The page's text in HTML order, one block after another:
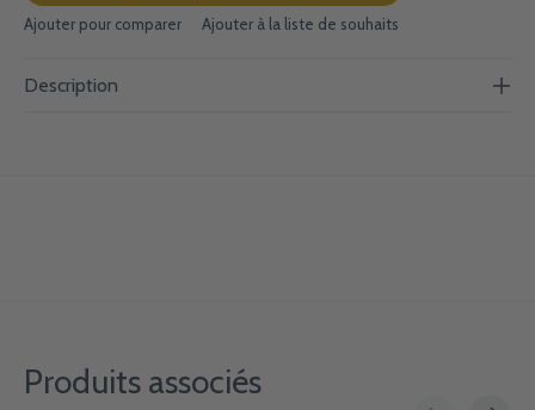
Ajouter pour comparer Ajouter à la liste de souhaits
Description
Produits associés